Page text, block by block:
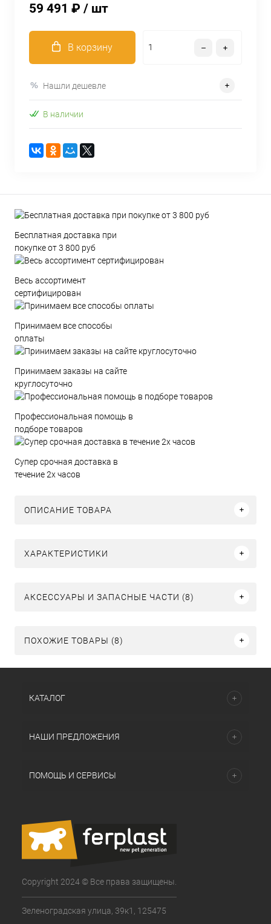
59 491 ₽ / шт
В корзину
Нашли дешевле
В наличии
Бесплатная доставка при
покупке от 3 800 руб
Весь ассортимент
сертифицирован
Принимаем все способы
оплаты
Принимаем заказы на сайте
круглосуточно
Профессиональная помощь в
подборе товаров
Супер срочная доставка в
течение 2х часов
ОПИСАНИЕ ТОВАРА
ХАРАКТЕРИСТИКИ
АКСЕССУАРЫ И ЗАПАСНЫЕ ЧАСТИ (8)
ПОХОЖИЕ ТОВАРЫ (8)
КАТАЛОГ
НАШИ ПРЕДЛОЖЕНИЯ
ПОМОЩЬ И СЕРВИСЫ
Copyright 2024 © Все права защищены.
Зеленоградская улица, 39к1, 125475